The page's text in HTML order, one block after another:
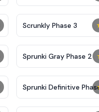
Scrunkly Phase 3
Sprunki Gray Phase 2
Sprunki Definitive
New